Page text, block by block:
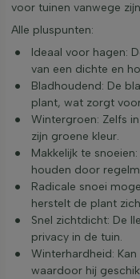
voor tuinen vanwege
Alle pluspunten:
Ideaal voor hagen:
van een dichte en
Bladhoudend: De
plant, wat zorgt
Wintergroen: Zelfs
zijn groene kleur.
Makkelijk te
houden door
Radicale snoei
herstelt de plant
Snel zichtdicht: De
privacy in de tuin.
Winterhardheid:
waardoor hij